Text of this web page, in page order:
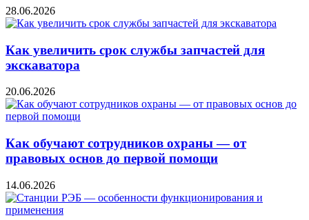
28.06.2026
Как увеличить срок службы запчастей для
экскаватора
20.06.2026
Как обучают сотрудников охраны — от
правовых основ до первой помощи
14.06.2026